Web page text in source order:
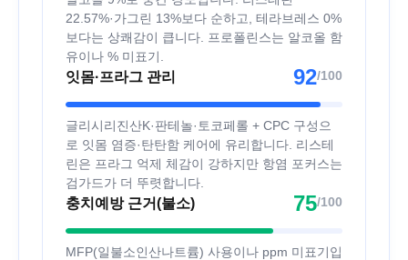
22.57%·가그린 13%보다 순하고, 테라브레스 0%
보다는 상쾌감이 큽니다. 프로폴린스는 알코올 함
유이나 % 미표기.
잇몸·프라그 관리 92/100
글리시리진산K·판테놀·토코페롤 + CPC 구성으
로 잇몸 염증·탄탄함 케어에 유리합니다. 리스테
린은 프라그 억제 체감이 강하지만 항염 포커스는
검가드가 더 뚜렷합니다.
충치예방 근거(불소) 75/100
MFP(일불소인산나트륨) 사용이나 ppm 미표기입